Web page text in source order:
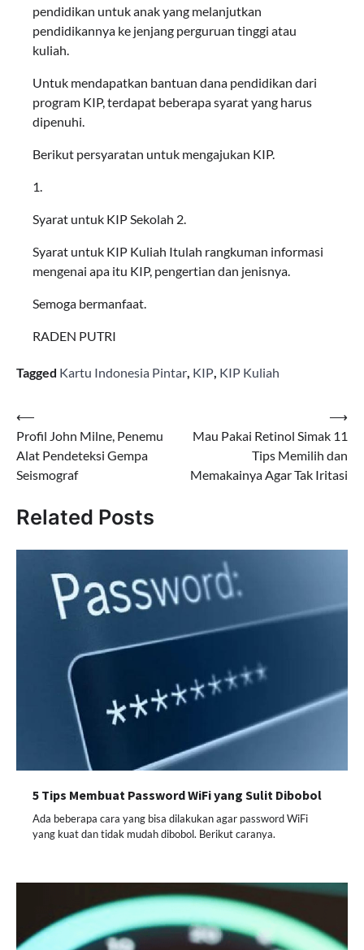
pendidikan untuk anak yang melanjutkan
pendidikannya ke jenjang perguruan tinggi atau
kuliah.
Untuk mendapatkan bantuan dana pendidikan dari
program KIP, terdapat beberapa syarat yang harus
dipenuhi.
Berikut persyaratan untuk mengajukan KIP.
1.
Syarat untuk KIP Sekolah 2.
Syarat untuk KIP Kuliah Itulah rangkuman informasi
mengenai apa itu KIP, pengertian dan jenisnya.
Semoga bermanfaat.
RADEN PUTRI
Tagged Kartu Indonesia Pintar KIP KIP Kuliah
Navigasi
pos
⟵
Profil John Milne, Penemu
Alat Pendeteksi Gempa
Seismograf
Mau Pakai Retinol Simak 11
Tips Memilih dan
Memakainya Agar Tak Iritasi
⟶
Related Posts
5 Tips Membuat Password WiFi yang Sulit Dibobol
Ada beberapa cara yang bisa dilakukan agar password WiFi
yang kuat dan tidak mudah dibobol. Berikut caranya.